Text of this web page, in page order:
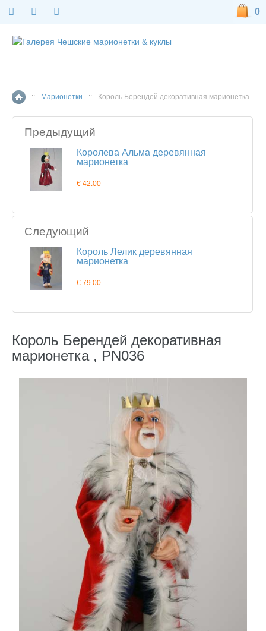
Главная страница
:: Марионетки :: Король Берендей декоративная марионетка
Предыдущий
Королева Альма деревянная
марионетка
€ 42.00
Следующий
Король Лелик деревянная
марионетка
€ 79.00
Король Берендей декоративная
марионетка , PN036
0